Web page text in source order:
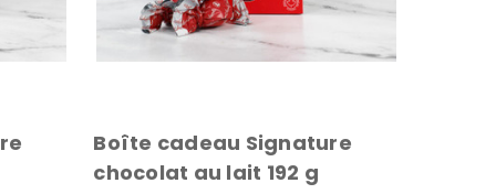
Boîte cadeau Signature
chocolat au lait 192 g